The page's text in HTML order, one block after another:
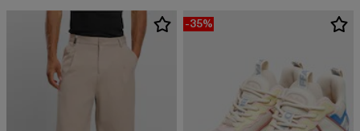
-35%